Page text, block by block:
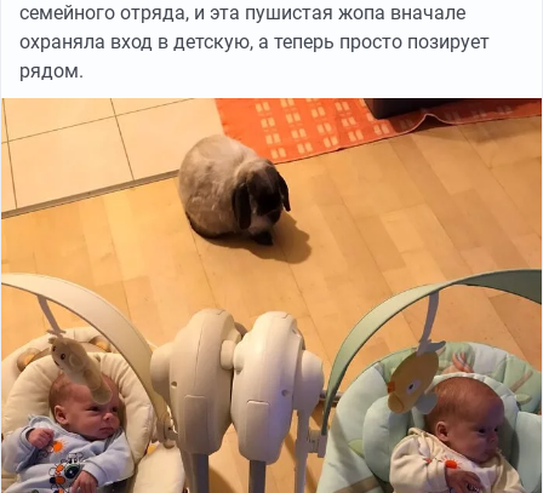
семейного отряда, и эта пушистая жопа вначале
охраняла вход в детскую, а теперь просто позирует
рядом.